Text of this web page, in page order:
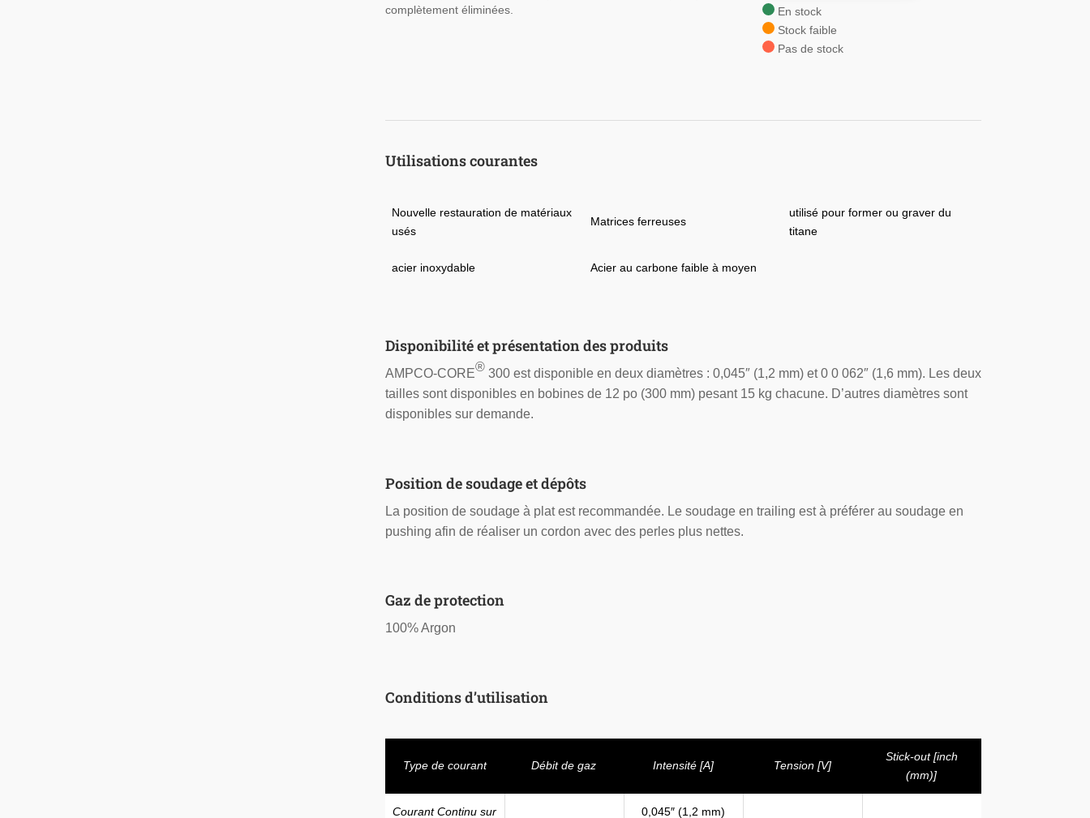
complètement éliminées.
En stock
Stock faible
Pas de stock
Utilisations courantes
Nouvelle restauration de matériaux
usés
Matrices ferreuses
utilisé pour former ou graver du
titane
acier inoxydable Acier au carbone faible à moyen
Disponibilité et présentation des produits
AMPCO-CORE® 300 est disponible en deux diamètres : 0,045″ (1,2 mm) et 0 0 062″ (1,6 mm). Les deux
tailles sont disponibles en bobines de 12 po (300 mm) pesant 15 kg chacune. D’autres diamètres sont
disponibles sur demande.
Position de soudage et dépôts
La position de soudage à plat est recommandée. Le soudage en trailing est à préférer au soudage en
pushing afin de réaliser un cordon avec des perles plus nettes.
Gaz de protection
100% Argon
Conditions d’utilisation
Type de courant Débit de gaz Intensité [A] Tension [V]
Stick-out [inch
(mm)]
Courant Continu sur
0,045″ (1,2 mm)